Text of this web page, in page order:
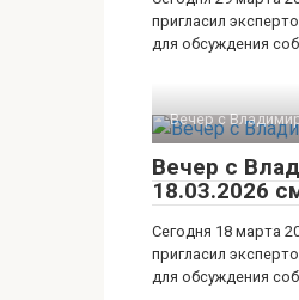
пригласил
для обсуждения
Вечер с
Вечер с
18.03.2026
Сегодня 18 марта
пригласил
для обсуждения